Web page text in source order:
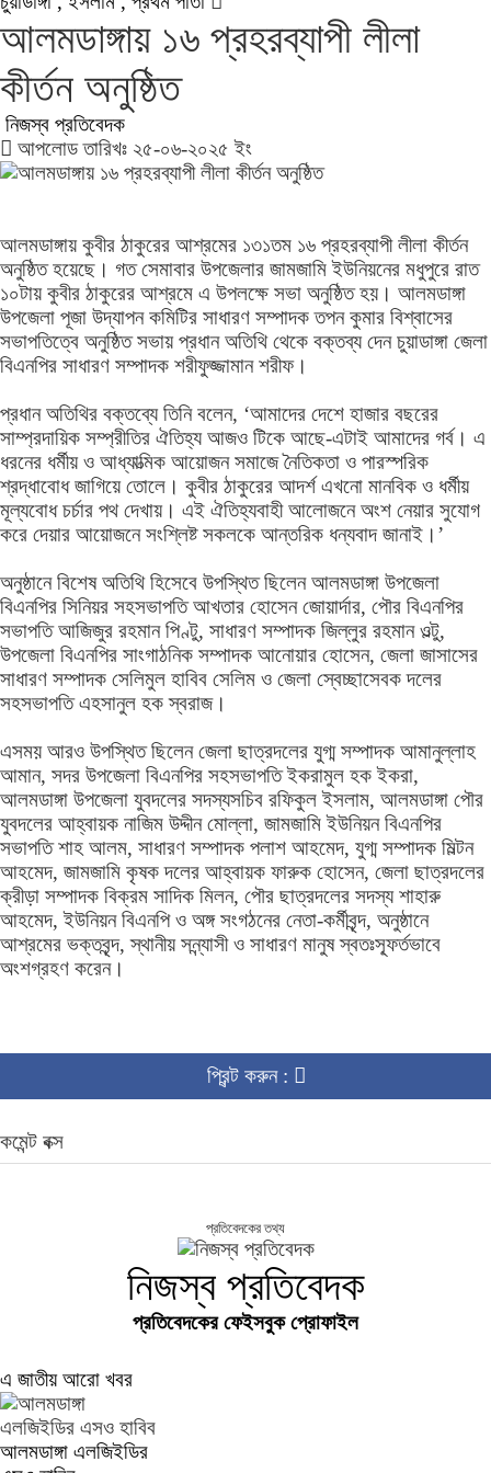
চুয়াডাঙ্গায় লিগ্যাল এইড কমিটির সভায় সিনিয়র
জেলা জজ রফিকুল ইসলাম
আলমডাঙ্গায় ১৬ প্রহরব্যাপী লীলা
কীর্তন অনুষ্ঠিত
নিজস্ব প্রতিবেদক
আপলোড তারিখঃ ২৫-০৬-২০২৫ ইং
আলমডাঙ্গায় কুবীর ঠাকুরের আশ্রমের ১৩১তম ১৬ প্রহরব্যাপী লীলা কীর্তন
অনুষ্ঠিত হয়েছে। গত সেমাবার উপজেলার জামজামি ইউনিয়নের মধুপুরে রাত
১০টায় কুবীর ঠাকুরের আশ্রমে এ উপলক্ষে সভা অনুষ্ঠিত হয়। আলমডাঙ্গা
উপজেলা পূজা উদ্যাপন কমিটির সাধারণ সম্পাদক তপন কুমার বিশ্বাসের
সভাপতিত্বে অনুষ্ঠিত সভায় প্রধান অতিথি থেকে বক্তব্য দেন চুয়াডাঙ্গা জেলা
বিএনপির সাধারণ সম্পাদক শরীফুজ্জামান শরীফ।
প্রধান অতিথির বক্তব্যে তিনি বলেন, ‘আমাদের দেশে হাজার বছরের
সাম্প্রদায়িক সম্প্রীতির ঐতিহ্য আজও টিকে আছে-এটাই আমাদের গর্ব। এ
ধরনের ধর্মীয় ও আধ্যাত্মিক আয়োজন সমাজে নৈতিকতা ও পারস্পরিক
শ্রদ্ধাবোধ জাগিয়ে তোলে। কুবীর ঠাকুরের আদর্শ এখনো মানবিক ও ধর্মীয়
মূল্যবোধ চর্চার পথ দেখায়। এই ঐতিহ্যবাহী আলোজনে অংশ নেয়ার সুযোগ
করে দেয়ার আয়োজনে সংশ্লিষ্ট সকলকে আন্তরিক ধন্যবাদ জানাই।’
অনুষ্ঠানে বিশেষ অতিথি হিসেবে উপস্থিত ছিলেন আলমডাঙ্গা উপজেলা
বিএনপির সিনিয়র সহসভাপতি আখতার হোসেন জোয়ার্দার, পৌর বিএনপির
সভাপতি আজিজুর রহমান পিণ্টু, সাধারণ সম্পাদক জিল্লুর রহমান ওল্টু,
উপজেলা বিএনপির সাংগাঠনিক সম্পাদক আনোয়ার হোসেন, জেলা জাসাসের
সাধারণ সম্পাদক সেলিমুল হাবিব সেলিম ও জেলা স্বেচ্ছাসেবক দলের
সহসভাপতি এহসানুল হক স্বরাজ।
এসময় আরও উপস্থিত ছিলেন জেলা ছাত্রদলের যুগ্ম সম্পাদক আমানুল্লাহ
আমান, সদর উপজেলা বিএনপির সহসভাপতি ইকরামুল হক ইকরা,
আলমডাঙ্গা উপজেলা যুবদলের সদস্যসচিব রফিকুল ইসলাম, আলমডাঙ্গা পৌর
যুবদলের আহ্বায়ক নাজিম উদ্দীন মোল্লা, জামজামি ইউনিয়ন বিএনপির
সভাপতি শাহ আলম, সাধারণ সম্পাদক পলাশ আহমেদ, যুগ্ম সম্পাদক মিল্টন
আহমেদ, জামজামি কৃষক দলের আহ্বায়ক ফারুক হোসেন, জেলা ছাত্রদলের
ক্রীড়া সম্পাদক বিক্রম সাদিক মিলন, পৌর ছাত্রদলের সদস্য শাহারু
আহমেদ, ইউনিয়ন বিএনপি ও অঙ্গ সংগঠনের নেতা-কর্মীবৃন্দ, অনুষ্ঠানে
আশ্রমের ভক্তবৃন্দ, স্থানীয় সন্ন্যাসী ও সাধারণ মানুষ স্বতঃস্ফূর্তভাবে
অংশগ্রহণ করেন।
প্রিন্ট করুন :
কমেন্ট বক্স
প্রতিবেদকের তথ্য
নিজস্ব প্রতিবেদক
প্রতিবেদকের ফেইসবুক প্রোফাইল
এ জাতীয় আরো খবর
আলমডাঙ্গা এলজিইডির